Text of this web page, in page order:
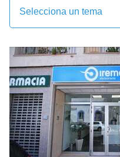
Selecciona un tema